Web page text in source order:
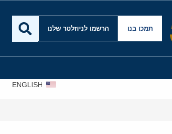
תמכו בנו הרשמו לניוזלטר שלנו
ENGLISH